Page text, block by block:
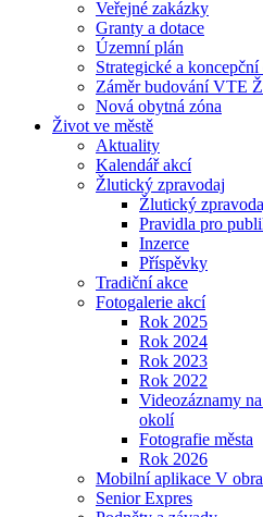
Veřejné zakázky
Granty a dotace
Územní plán
Strategické a
Záměr budování VTE
Nová obytná zóna
Život ve městě
Aktuality
Kalendář akcí
Žlutický zpravodaj
Žlutický
Pravidla pro
Inzerce
Příspěvky
Tradiční akce
Fotogalerie akcí
Rok 2025
Rok 2024
Rok 2023
Rok 2022
Videozáznamy
okolí
Fotografie města
Rok 2026
Mobilní aplikace V
Senior Expres